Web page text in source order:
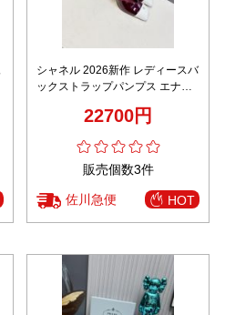
シャネル 2026新作 レディースバ
ックストラップパンプス エナメ
ィテール 安心サイト スーパーコ
22700円
販売個数3件
佐川急便 HOT